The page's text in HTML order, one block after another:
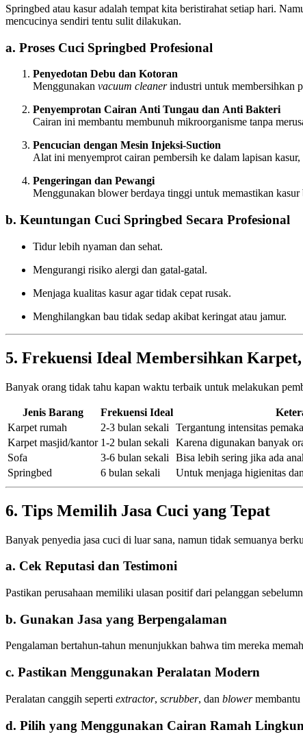
Springbed atau kasur adalah tempat kita beristirahat setiap hari.
mencucinya sendiri tentu sulit dilakukan.
a. Proses Cuci Springbed Profesional
Penyedotan Debu dan Kotoran
Menggunakan vacuum cleanerindustri untuk membersihkan
Penyemprotan Cairan Anti Tungau dan Anti Bakteri
Cairan ini membantu membunuh mikroorganisme tanpa
Pencucian dengan Mesin Injeksi-Suction
Alat ini menyemprot cairan pembersih ke dalam lapisan
Pengeringan dan Pewangi
Menggunakan blower berdaya tinggi untuk memastikan kasur
b. Keuntungan Cuci Springbed Secara Profesional
Tidur lebih nyaman dan sehat.
Mengurangi risiko alergi dan gatal-gatal.
Menjaga kualitas kasur agar tidak cepat rusak.
Menghilangkan bau tidak sedap akibat keringat atau jamur.
5. Frekuensi Ideal Membersihkan
Banyak orang tidak tahu kapan waktu terbaik untuk melakukan
Jenis Barang Frekuensi Ideal
Karpet rumah
2-3 bulan sekali
Tergantung intensitas
Karpet masjid/kantor 1-2 bulan sekali
Karena digunakan banyak
Sofa
3-6 bulan sekali
Bisa lebih sering jika ada
Springbed
6 bulan sekali Untuk menjaga higienitas
6. Tips Memilih Jasa Cuci yang Tepat
Banyak penyedia jasa cuci di luar sana, namun tidak semuanya
a. Cek Reputasi dan Testimoni
Pastikan perusahaan memiliki ulasan positif dari pelanggan
b. Gunakan Jasa yang Berpengalaman
Pengalaman bertahun-tahun menunjukkan bahwa tim mereka
c. Pastikan Menggunakan Peralatan Modern
Peralatan canggih seperti extractor, scrubber, dan blowermembantu
d. Pilih yang Menggunakan Cairan Ramah